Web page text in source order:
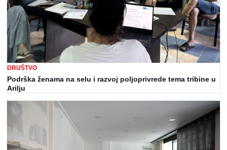
DRUŠTVO
Podrška ženama na selu i razvoj poljoprivrede tema tribine u
Arilju